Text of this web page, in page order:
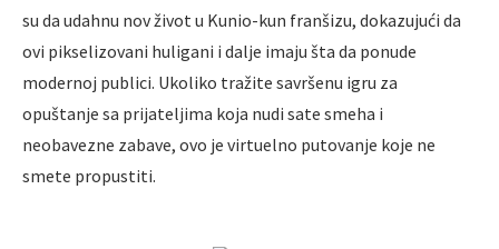
su da udahnu nov život u Kunio-kun franšizu, dokazujući da
ovi pikselizovani huligani i dalje imaju šta da ponude
modernoj publici. Ukoliko tražite savršenu igru za
opuštanje sa prijateljima koja nudi sate smeha i
neobavezne zabave, ovo je virtuelno putovanje koje ne
smete propustiti.